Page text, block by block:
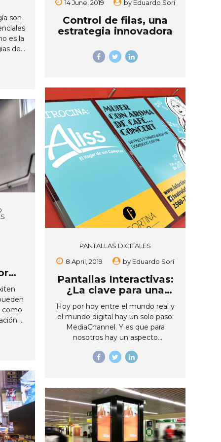
dinámica...
son
es la
de
les
de
sus
ya
se
esto
hacen
14 June, 2019
by Eduardo Sorí
Control de filas, una
estrategia innovadora
PANTALLAS DIGITALES
8 April, 2019
by Eduardo Sorí
Pantallas Interactivas:
¿La clave para una
comunicación
integral?
Hoy por hoy entre el mundo real y
el mundo digital hay un solo paso:
MediaChannel. Y es que para
nosotros hay un aspecto
propuestas innovadoras en
esto sucede las personas visitan a
nuestros clientes y reciben una
información completa, oportuna y
eficaz, creando una sensación de
satisfacción al adquirir un producto
como
y
a
ya
en